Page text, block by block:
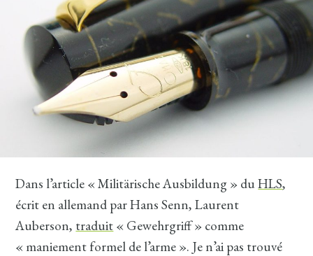
Dans l’article « Militärische Ausbildung » duHLS,
écrit en allemand par Hans Senn, Laurent
Auberson, traduit « Gewehrgriff » comme
« maniement formel de l’arme ». Je n’ai pas trouvé